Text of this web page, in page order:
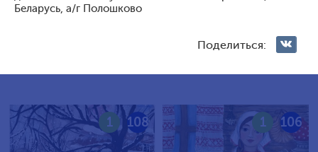
Беларусь, а/г Полошково
Поделиться:
108
1 106
1